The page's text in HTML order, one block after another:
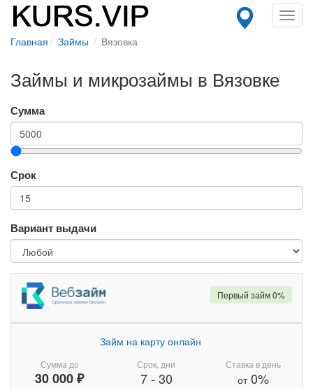
Главная Займы Вязовка
Займы и микрозаймы в Вязовке
Сумма
Срок
Вариант выдачи
Сумма до
30 000 ₽
Займ на карту онлайн
Срок, дни
7- 30
Ставка в день
от0%
Первый займ 0%